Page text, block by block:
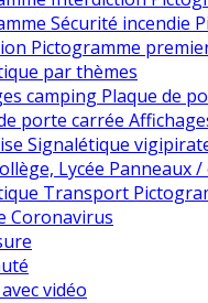
Sécurité incendie
Pictogramme
par thèmes
camping Plaque de
porte carrée
Signalétique
Lycée Panneaux
Transport
Coronavirus
vidéo